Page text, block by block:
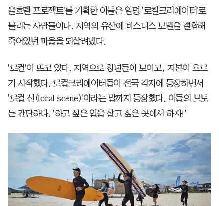
을호텔 프로젝트'를 기획한 이들은 일명 '로컬크리에이터'로
불리는 사람들이다. 지역의 유산에 비스니스 모델을 결합해
죽어있던 마을을 되살려냈다.
'로컬'이 뜨고 있다. 지역으로 청년들이 모이고, 자본이 흐르
기 시작했다. 로컬크리에이터들이 전국 각지에 등장하면서
'로컬 신(local scene)'이라는 말까지 등장했다. 이들의 모토
는 간단하다. '하고 싶은 일을 살고 싶은 곳에서 하자!'